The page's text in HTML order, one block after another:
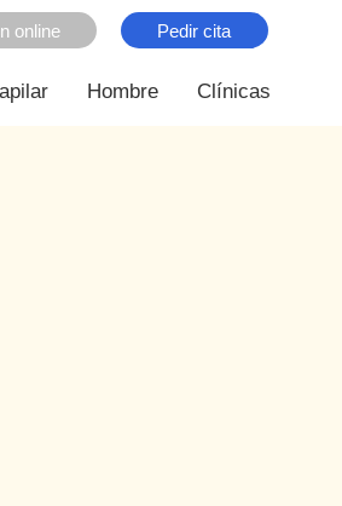
online Pedir cita
Hombre Clínicas